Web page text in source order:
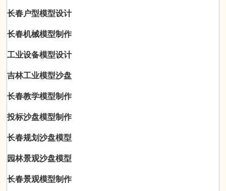
长春户型模型设计
长春机械模型制作
工业设备模型设计
吉林工业模型沙盘
长春教学模型制作
投标沙盘模型制作
长春规划沙盘模型
园林景观沙盘模型
长春景观模型制作